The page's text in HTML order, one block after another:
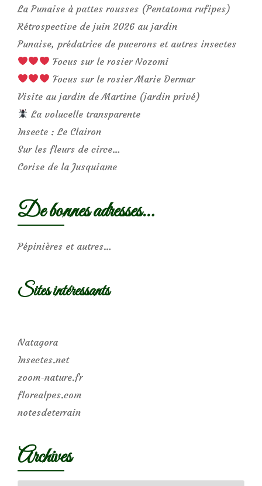
La Punaise à pattes rousses (Pentatoma rufipes)
Rétrospective de juin 2026 au jardin
Punaise, prédatrice de pucerons et autres insectes
Focus sur le rosier Nozomi
Focus sur le rosier Marie Dermar
Visite au jardin de Martine (jardin privé)
La volucelle transparente
Insecte : Le Clairon
Sur les fleurs de circe…
Corise de la Jusquiame
De bonnes adresses…
Pépinières et autres…
Sites intéressants
Natagora
Insectes.net
zoom-nature.fr
florealpes.com
notesdeterrain
Archives